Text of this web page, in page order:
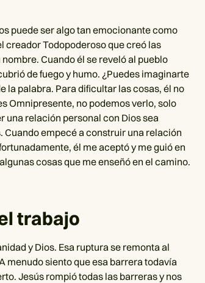
puede ser algo tan emocionante como
creador Todopoderoso que creó las
Cuando él se reveló al pueblo
de fuego y humo. ¿Puedes imaginarte
la palabra. Para dificultar las cosas, él no
Omnipresente, no podemos verlo, solo
una relación personal con Dios sea
empecé a construir una relación
él me aceptó y me guió en
cosas que me enseñó en el camino.
trabajo
y Dios. Esa ruptura se remonta al
menudo siento que esa barrera todavía
Jesús rompió todas las barreras y nos